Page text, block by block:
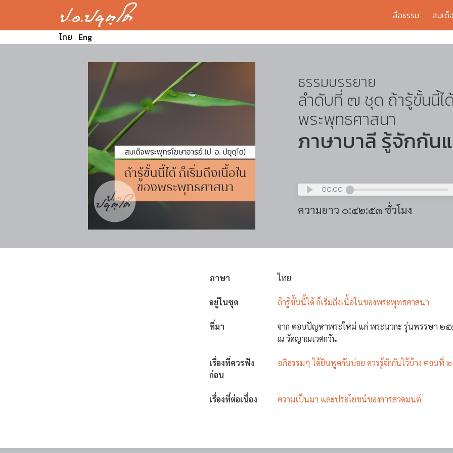
สื่อธรรม สมเด็
ไทย Eng
ธรรมบรรยาย
ลำดับที่ ๗ ชุด ถ้ารู้ขั้นนี้ไ
พระพุทธศาสนา
ภาษาบาลี รู้จักกัน
00:00
ความยาว ๐:๔๒:๕๓ ชั่วโมง
ภาษา ไทย
อยู่ในชุด ถ้ารู้ขั้นนี้ได้ ก็เริ่มถึงเนื้อในของพระพุทธศาสนา
ที่มา
จาก ตอบปัญหาพระใหม่ แก่ พระนวกะ รุ่นพรรษา ๒
ณ วัดญาณเวศกวัน
เรื่องที่ควรฟัง
ก่อน
อภิธรรมๆ ได้ยินพูดกันบ่อย ควรรู้จักกันไว้บ้าง ตอนที่ ๒
เรื่องที่ต่อเนื่อง ความเป็นมา และประโยชน์ของการสวดมนต์